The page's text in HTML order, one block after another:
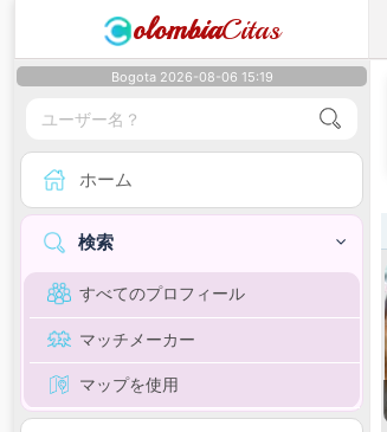
olombiaCitas
Bogota 2026-08-06 15:19
ホーム
検索
すべてのプロフィール
マッチメーカー
マップを使用